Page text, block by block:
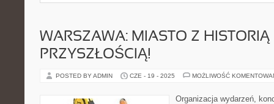
WARSZAWA: MIASTO Z HISTORIĄ
PRZYSZŁOŚCIĄ!
POSTED BY ADMIN CZE - 19 - 2025 MOŻLIWOŚĆ
Organizacja wydarzeń,